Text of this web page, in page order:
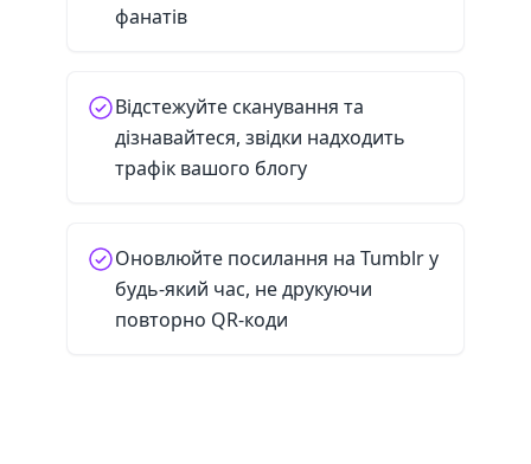
фанатів
Відстежуйте сканування та
дізнавайтеся, звідки надходить
трафік вашого блогу
Оновлюйте посилання на Tumblr у
будь-який час, не друкуючи
повторно QR-коди